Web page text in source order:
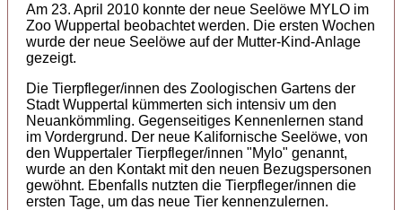
Am 23. April 2010 konnte der neue Seelöwe MYLO im
Zoo Wuppertal beobachtet werden. Die ersten Wochen
wurde der neue Seelöwe auf der Mutter-Kind-Anlage
gezeigt.
Die Tierpfleger/innen des Zoologischen Gartens der
Stadt Wuppertal kümmerten sich intensiv um den
Neuankömmling. Gegenseitiges Kennenlernen stand
im Vordergrund. Der neue Kalifornische Seelöwe, von
den Wuppertaler Tierpfleger/innen "Mylo" genannt,
wurde an den Kontakt mit den neuen Bezugspersonen
gewöhnt. Ebenfalls nutzten die Tierpfleger/innen die
ersten Tage, um das neue Tier kennenzulernen.